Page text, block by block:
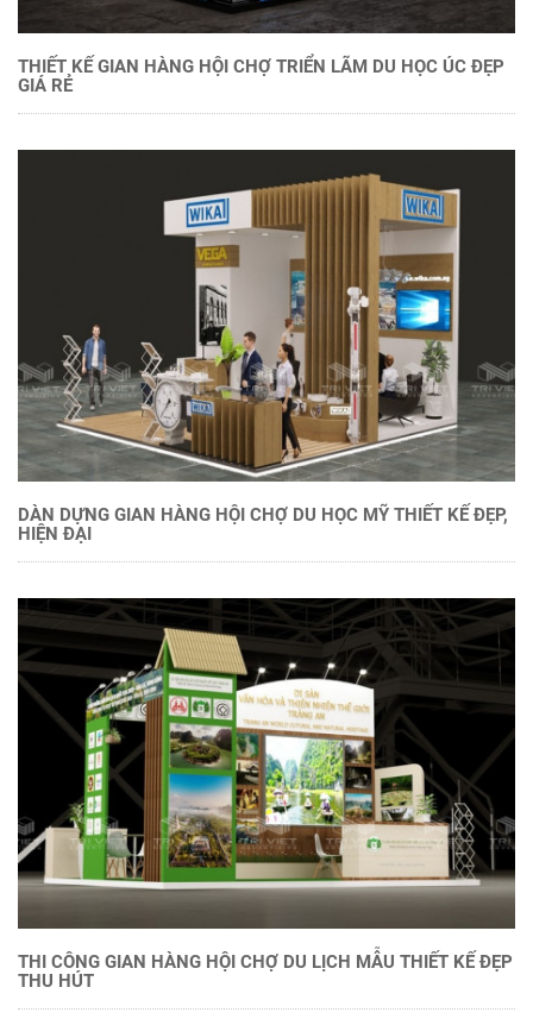
THIẾT KẾ GIAN HÀNG HỘI CHỢ TRIỂN LÃM DU HỌC ÚC ĐẸP
GIÁ RẺ
DÀN DỰNG GIAN HÀNG HỘI CHỢ DU HỌC MỸ THIẾT KẾ ĐẸP,
HIỆN ĐẠI
THI CÔNG GIAN HÀNG HỘI CHỢ DU LỊCH MẪU THIẾT KẾ ĐẸP
THU HÚT